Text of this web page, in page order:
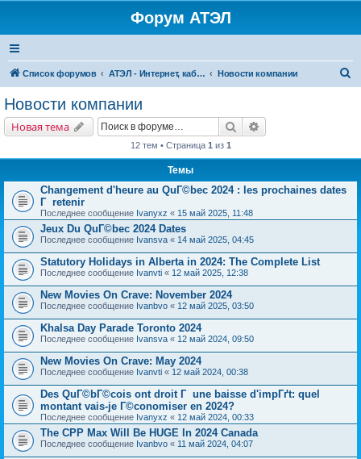
Форум АТЭЛ
Список форумов АТЭЛ - Интернет, кабельное ТВ, телефония в Ярославле и Данилове Новости компании
Новости компании
Новая тема Поиск
12 тем • Страница 1 из 1
Темы
Changement d'heure au QuГ©bec 2024 : les prochaines dates
Г retenir
Последнее сообщение Ivanyxz « 15 май 2025, 11:48
Jeux Du QuГ©bec 2024 Dates
Последнее сообщение Ivansva « 14 май 2025, 04:45
Statutory Holidays in Alberta in 2024: The Complete List
Последнее сообщение Ivanvti « 12 май 2025, 12:38
New Movies On Crave: November 2024
Последнее сообщение Ivanbvo « 12 май 2025, 03:50
Khalsa Day Parade Toronto 2024
Последнее сообщение Ivansva « 12 май 2024, 09:50
New Movies On Crave: May 2024
Последнее сообщение Ivanvti « 12 май 2024, 00:38
Des QuГ©bГ©cois ont droit Г une baisse d'impГґt: quel
montant vais-je Г©conomiser en 2024?
Последнее сообщение Ivanyxz « 12 май 2024, 00:33
The CPP Max Will Be HUGE In 2024 Canada
Последнее сообщение Ivanbvo « 11 май 2024, 04:07